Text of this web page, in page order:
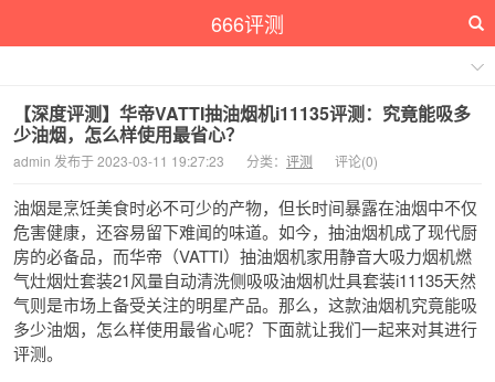
666评测
【深度评测】华帝VATTI抽油烟机i11135评测：究竟能吸多
少油烟，怎么样使用最省心？
admin 发布于 2023-03-11 19:27:23 分类： 评测 评论(0)
油烟是烹饪美食时必不可少的产物，但长时间暴露在油烟中不仅
危害健康，还容易留下难闻的味道。如今，抽油烟机成了现代厨
房的必备品，而华帝（VATTI）抽油烟机家用静音大吸力烟机燃
气灶烟灶套装21风量自动清洗侧吸吸油烟机灶具套装i11135天然
气则是市场上备受关注的明星产品。那么，这款油烟机究竟能吸
多少油烟，怎么样使用最省心呢？下面就让我们一起来对其进行
评测。